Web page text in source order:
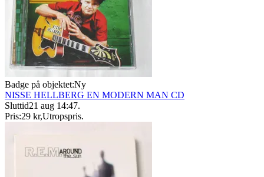
Badge på objektet:Ny
NISSE HELLBERG EN MODERN MAN CD
Sluttid21 aug 14:47.
Pris:29 kr,Utropspris.